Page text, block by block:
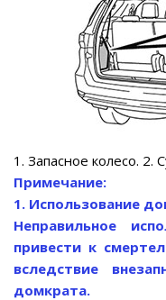
1. Запасное колесо. 2.
Примечание:
1. Использование
Неправильное
привести к
вследствие
домкрата.